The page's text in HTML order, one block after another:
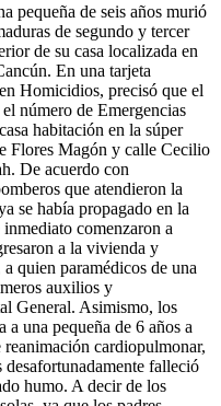
pequeña de seis años murió
de segundo y tercer
de su casa localizada en
En una tarjeta
Homicidios, precisó que el
número de Emergencias
habitación en la súper
Flores Magón y calle Cecilio
De acuerdo con
que atendieron la
se había propagado en la
comenzaron a
a la vivienda y
quien paramédicos de una
auxilios y
General. Asimismo, los
a una pequeña de 6 años a
cardiopulmonar,
falleció
humo. A decir de los